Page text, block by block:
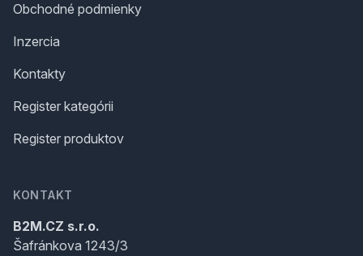
Obchodné podmienky
Inzercia
Kontakty
Register kategórii
Register produktov
KONTAKT
B2M.CZ s.r.o.
Šafránkova 1243/3